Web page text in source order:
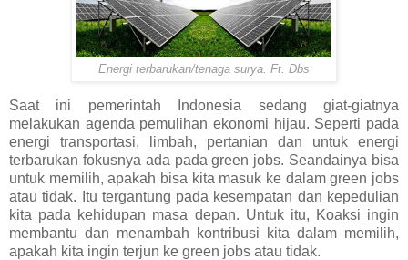
Energi terbarukan/tenaga surya. Ft. Dbs
Saat ini pemerintah Indonesia sedang giat-giatnya
melakukan agenda pemulihan ekonomi hijau. Seperti pada
energi transportasi, limbah, pertanian dan untuk energi
terbarukan fokusnya ada pada green jobs. Seandainya bisa
untuk memilih, apakah bisa kita masuk ke dalam green jobs
atau tidak. Itu tergantung pada kesempatan dan kepedulian
kita pada kehidupan masa depan. Untuk itu, Koaksi ingin
membantu dan menambah kontribusi kita dalam memilih,
apakah kita ingin terjun ke green jobs atau tidak.